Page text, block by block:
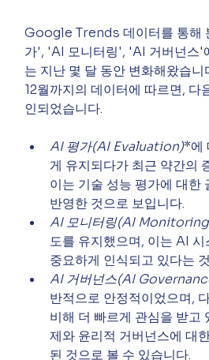
Google Trends 데이터를 통해
가', 'AI 모니터링', 'AI 거버넌스'
는 지난 몇 달 동안 변화해왔습니
12월까지의 데이터에 따르면, 다
인되었습니다.
AI 평가(AI Evaluation)*에
게 유지되다가 최근 약간의
이는 기술 성능 평가에 대한
반영한 것으로 보입니다.
AI 모니터링(AI
도를 유지했으며, 이는 AI
중요하게 인식되고 있다는
AI 거버넌스(AI
반적으로 안정적이었으며,
비해 더 빠르게 관심을 받고
제와 윤리적 거버넌스에 대
된 것으로 볼 수 있습니다.